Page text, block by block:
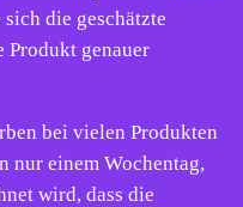
die geschätzte
Produkt genauer
bei vielen Produkten
nur einem Wochentag,
wird, dass die